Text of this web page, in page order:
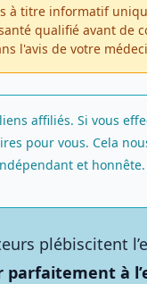
à titre informatif
qualifié avant de
l'avis de votre
affiliés. Si vous
pour vous. Cela
et honnête.
plébiscitent
à